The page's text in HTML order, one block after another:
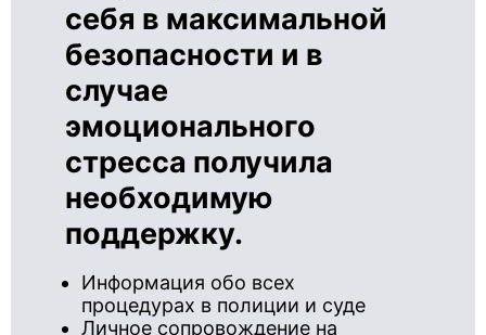
себя в максимальной
безопасности и в
случае
эмоционального
стресса получила
необходимую
поддержку.
Информация обо всех
процедурах в полиции и суде
Личное сопровождение на